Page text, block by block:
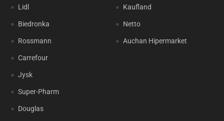
Lidl
Biedronka
Rossmann
Carrefour
Jysk
Super-Pharm
Douglas
Kaufland
Netto
Auchan Hipermarket